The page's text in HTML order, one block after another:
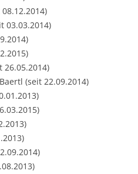
03.03.2014)
26.05.2014)
(seit 22.09.2014)